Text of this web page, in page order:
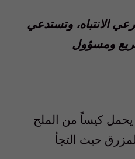
الانتباه، وتستدعي
ومسؤول
يحمل كيساً من الملح
حيث التجأ